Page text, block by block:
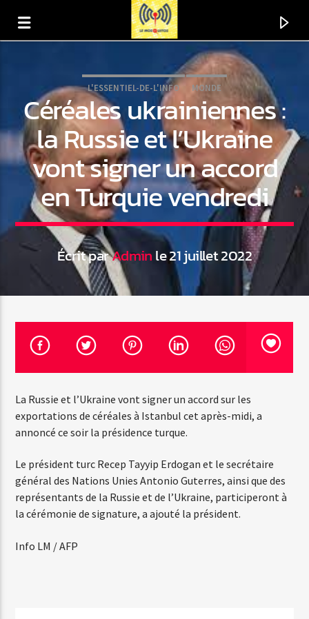
En ce moment
Artiste
07:00 22:00
Web-Radio-Le-Mosquitos
Web-Radio-Sicily
L'ESSENTIEL-DE-L'INFO MONDE
Céréales ukrainiennes :
la Russie et l’Ukraine
vont signer un accord
en Turquie vendredi
Écrit parAdminle 21 juillet 2022
La Russie et l’Ukraine vont signer un accord sur les
exportations de céréales à Istanbul cet après-midi, a
annoncé ce soir la présidence turque.
Le président turc Recep Tayyip Erdogan et le secrétaire
général des Nations Unies Antonio Guterres, ainsi que des
représentants de la Russie et de l’Ukraine, participeront à
la cérémonie de signature, a ajouté la président.
Info LM / AFP